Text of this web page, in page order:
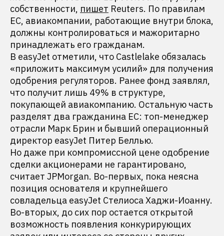
собственности, пишет Reuters. По правилам
ЕС, авиакомпании, работающие внутри блока,
должны контролироваться и мажоритарно
принадлежать его гражданам.
В easyJet отметили, что Castlelake обязалась
«приложить максимум усилий» для получения
одобрения регуляторов. Ранее фонд заявлял,
что получит лишь 49% в структуре,
покупающей авиакомпанию. Остальную часть
разделят два гражданина ЕС: топ-менеджер
отрасли Марк Брин и бывший операционный
директор easyJet Питер Беллью.
Но даже при компромиссной цене одобрение
сделки акционерами не гарантировано,
считает JPMorgan. Во-первых, пока неясна
позиция основателя и крупнейшего
совладельца easyJet Стелиоса Хаджи-Иоанну.
Во-вторых, до сих пор остается открытой
возможность появления конкурирующих